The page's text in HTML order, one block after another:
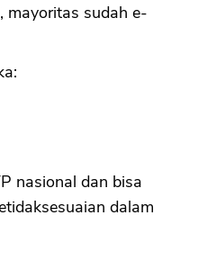
mayoritas sudah e-
nasional dan bisa
dalam